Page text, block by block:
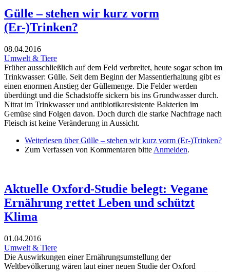
Gülle – stehen wir kurz vorm
(Er-)Trinken?
08.04.2016
Umwelt & Tiere
Früher ausschließlich auf dem Feld verbreitet, heute sogar schon im
Trinkwasser: Gülle. Seit dem Beginn der Massentierhaltung gibt es
einen enormen Anstieg der Güllemenge. Die Felder werden
überdüngt und die Schadstoffe sickern bis ins Grundwasser durch.
Nitrat im Trinkwasser und antibiotikaresistente Bakterien im
Gemüse sind Folgen davon. Doch durch die starke Nachfrage nach
Fleisch ist keine Veränderung in Aussicht.
Weiterlesen über Gülle – stehen wir kurz vorm (Er-)Trinken?
Zum Verfassen von Kommentaren bitte Anmelden.
Aktuelle Oxford-Studie belegt: Vegane
Ernährung rettet Leben und schützt
Klima
01.04.2016
Umwelt & Tiere
Die Auswirkungen einer Ernährungsumstellung der
Weltbevölkerung wären laut einer neuen Studie der Oxford